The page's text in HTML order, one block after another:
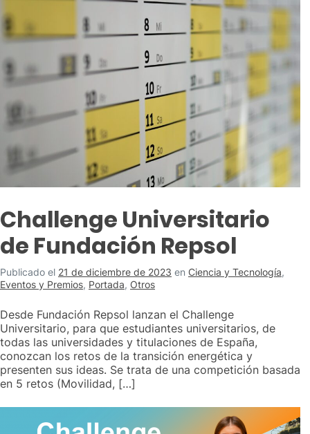
Challenge Universitario
de Fundación Repsol
Publicado el 21 de diciembre de 2023 en Ciencia y Tecnología,
Eventos y Premios, Portada, Otros
Desde Fundación Repsol lanzan el Challenge
Universitario, para que estudiantes universitarios, de
todas las universidades y titulaciones de España,
conozcan los retos de la transición energética y
presenten sus ideas. Se trata de una competición basada
en 5 retos (Movilidad, […]